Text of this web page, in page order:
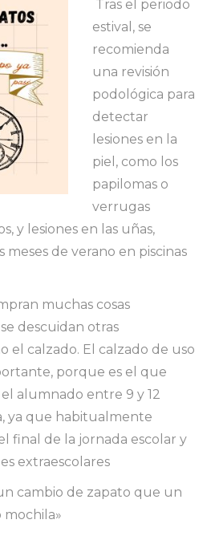
Tras el periodo
estival, se
recomienda
una revisión
podológica para
detectar
lesiones en la
piel, como los
papilomas o
verrugas
y lesiones en las uñas,
de verano en piscinas
muchas cosas
se descuidan otras
el calzado. El calzado de uso
porque es el que
alumnado entre 9 y 12
ya que habitualmente
final de la jornada escolar y
extraescolares
cambio de zapato que un
mochila»